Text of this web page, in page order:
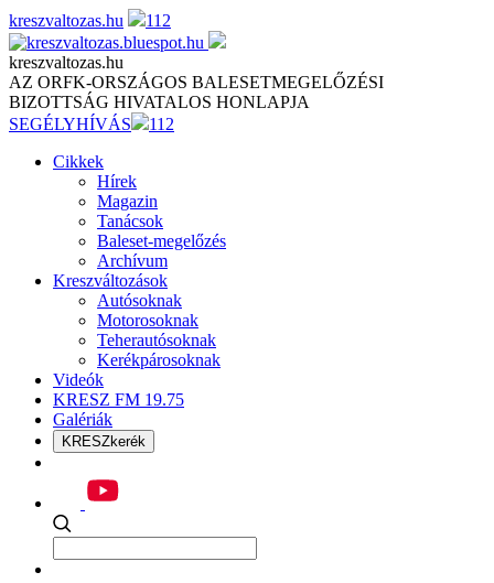
Skip
to
content
kreszvaltozas.hu 112
kreszvaltozas.hu
AZ ORFK-ORSZÁGOS BALESETMEGELŐZÉSI
BIZOTTSÁG HIVATALOS HONLAPJA
SEGÉLYHÍVÁS
112
Cikkek
Hírek
Magazin
Tanácsok
Baleset-megelőzés
Archívum
Kreszváltozások
Autósoknak
Motorosoknak
Teherautósoknak
Kerékpárosoknak
Videók
KRESZ FM 19.75
Galériák
KRESZkerék